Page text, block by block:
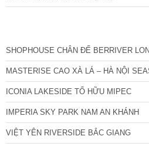
SHOPHOUSE CHÂN ĐẾ BERRIVER
MASTERISE CAO XÀ LÁ – HÀ NỘI
ICONIA LAKESIDE TỐ HỮU MIPEC
IMPERIA SKY PARK NAM AN KHÁNH
VIỆT YÊN RIVERSIDE BẮC GIANG